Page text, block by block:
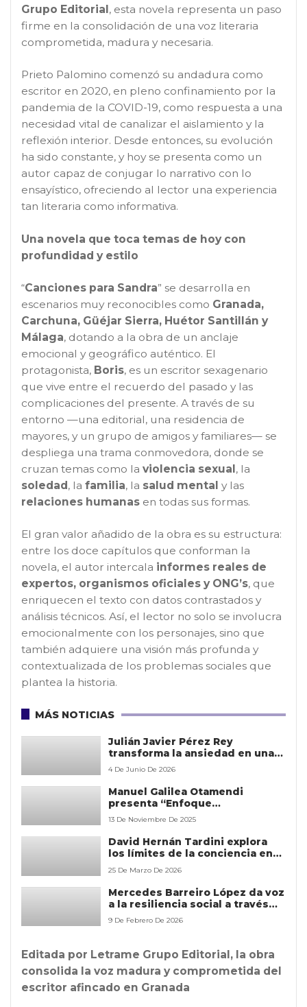
Grupo Editorial, esta novela representa un paso
firme en la consolidación de una voz literaria
comprometida, madura y necesaria.
Prieto Palomino comenzó su andadura como
escritor en 2020, en pleno confinamiento por la
pandemia de la COVID-19, como respuesta a una
necesidad vital de canalizar el aislamiento y la
reflexión interior. Desde entonces, su evolución
ha sido constante, y hoy se presenta como un
autor capaz de conjugar lo narrativo con lo
ensayístico, ofreciendo al lector una experiencia
tan literaria como informativa.
Una novela que toca temas de hoy con
profundidad y estilo
“Canciones para Sandra” se desarrolla en
escenarios muy reconocibles como Granada,
Carchuna, Güéjar Sierra, Huétor Santillán y
Málaga, dotando a la obra de un anclaje
emocional y geográfico auténtico. El
protagonista, Boris, es un escritor sexagenario
que vive entre el recuerdo del pasado y las
complicaciones del presente. A través de su
entorno —una editorial, una residencia de
mayores, y un grupo de amigos y familiares— se
despliega una trama conmovedora, donde se
cruzan temas como la violencia sexual, la
soledad, la familia, la salud mental y las
relaciones humanas en todas sus formas.
El gran valor añadido de la obra es su estructura:
entre los doce capítulos que conforman la
novela, el autor intercala informes reales de
expertos, organismos oficiales y ONG’s, que
enriquecen el texto con datos contrastados y
análisis técnicos. Así, el lector no solo se involucra
emocionalmente con los personajes, sino que
también adquiere una visión más profunda y
contextualizada de los problemas sociales que
plantea la historia.
MÁS NOTICIAS
Julián Javier Pérez Rey
transforma la ansiedad en una
herramienta de reconstrucción
de la Ansiedad
4 De Junio De 2026
Manuel Galilea Otamendi
presenta “Enfoque
fitoterapéutico de las escaras”,
uso de plantas medicinales en
el tratamiento de úlceras por
13 De Noviembre De 2025
David Hernán Tardini explora
los límites de la conciencia en
su nueva obra literaria
25 De Marzo De 2026
Mercedes Barreiro López da voz
a la resiliencia social a través
de su narrativa comprometida
9 De Febrero De 2026
Editada por Letrame Grupo Editorial, la obra
consolida la voz madura y comprometida del
escritor afincado en Granada